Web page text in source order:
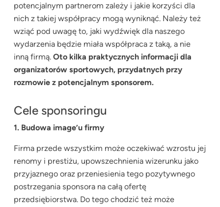
potencjalnym partnerom zależy i jakie korzyści dla
nich z takiej współpracy mogą wyniknąć. Należy też
wziąć pod uwagę to, jaki wydźwięk dla naszego
wydarzenia będzie miała współpraca z taką, a nie
inną firmą. Oto kilka praktycznych informacji dla
organizatorów sportowych, przydatnych przy
rozmowie z potencjalnym sponsorem.
Cele sponsoringu
1. Budowa image’u firmy
Firma przede wszystkim może oczekiwać wzrostu jej
renomy i prestiżu, upowszechnienia wizerunku jako
przyjaznego oraz przeniesienia tego pozytywnego
postrzegania sponsora na całą ofertę
przedsiębiorstwa. Do tego chodzić też może